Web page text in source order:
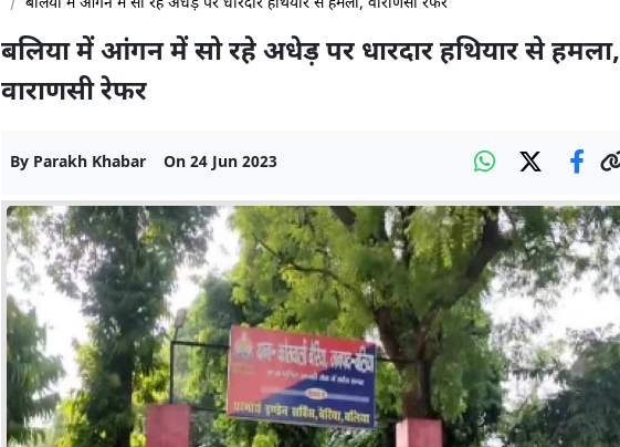
बलिया में आंगन में सो रहे अधेड़ पर धारदार हथियार से हमला,
वाराणसी रेफर
By Parakh Khabar On 24 Jun 2023